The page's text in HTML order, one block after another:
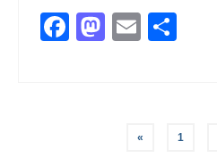
Facebook
Mastodon
Email
« 1